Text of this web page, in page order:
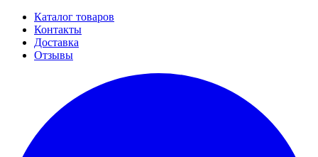
Каталог товаров
Контакты
Доставка
Отзывы